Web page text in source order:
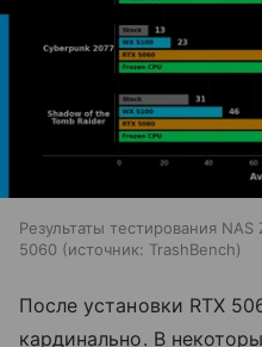
Результаты тестирования
5060
источник: TrashBench
После установки RTX
кардинально. В